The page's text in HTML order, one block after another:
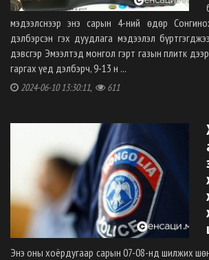
мэдээлснээр энэ сарын 4-ний өдөр
дэлбэрсэн гэх дуудлага мэдээлэл
дэвсгэр Эмээлтэд монгол гэрт газын плитк
гаргах үед дэлбэрч, 9-13 н ...
2024-06-10 13:30:11, 611
Энэ оны хоёрдугаар сарын 07-08-нд шилжих